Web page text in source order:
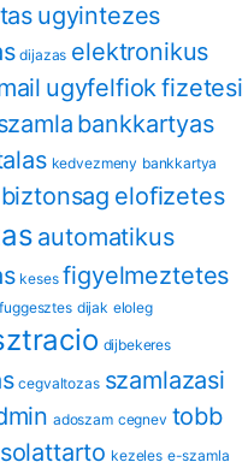
ugyintezes
dijazas elektronikus
ugyfelfiokfizetesi
bankkartyas
kedvezmeny bankkartya
biztonsag eloﬁzetes
automatikus
keses figyelmeztetes
dijak eloleg
dijbekeres
cegvaltozas szamlazasi
adoszam cegnev tobb
kezeles e-szamla